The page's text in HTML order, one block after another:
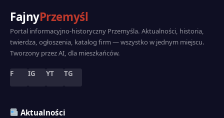
FajnyPrzemyśl
Portal informacyjno-historyczny Przemyśla. Aktualności, historia,
twierdza, ogłoszenia, katalog firm — wszystko w jednym miejscu.
Tworzony przez AI, dla mieszkańców.
F IG YT TG
Aktualności